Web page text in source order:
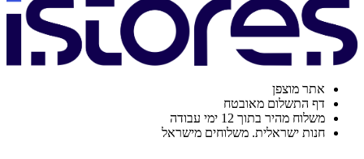
אתר מוצפן
דף התשלום מאובטח
משלוח מהיר בתוך 12 ימי עבודה
חנות ישראלית. משלוחים מישראל